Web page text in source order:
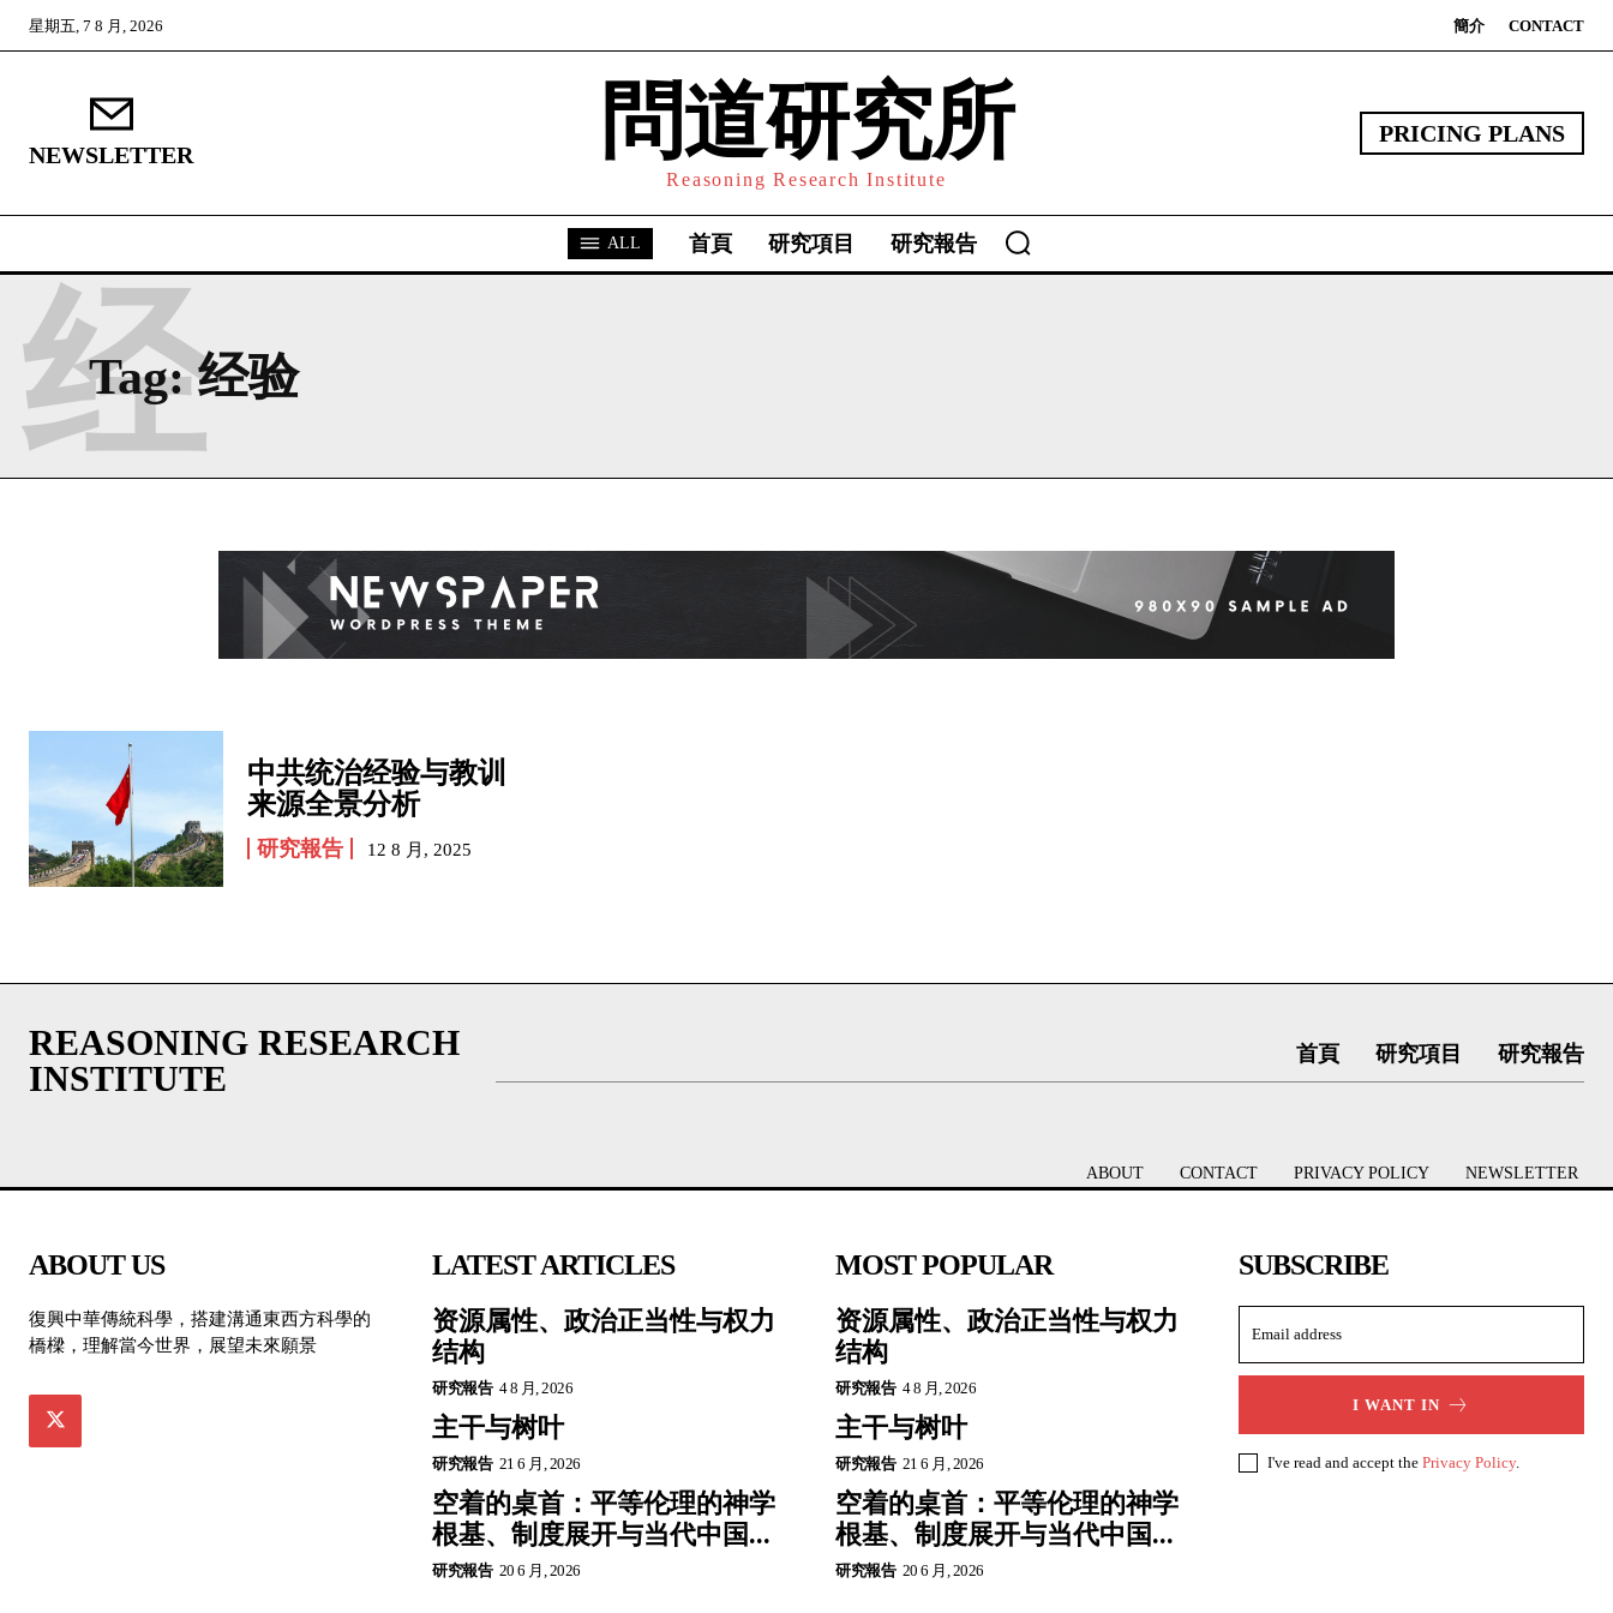
I WANT IN
I've read and accept thePrivacy Policy.
星期五, 7 8 月, 2026 簡介 CONTACT
NEWSLETTER 問道研究所
Reasoning Research Institute
PRICING PLANS
ALL 首頁 研究項目 研究報告
Tag:经验
经
中共统治经验与教训
来源全景分析
研究報告 12 8 月, 2025
REASONING RESEARCH
INSTITUTE
首頁 研究項目 研究報告
ABOUT CONTACT PRIVACY POLICY NEWSLETTER
ABOUT US
復興中華傳統科學，搭建溝通東西方科學的
橋樑，理解當今世界，展望未來願景
LATEST ARTICLES
资源属性、政治正当性与权力
结构
研究報告 4 8 月, 2026
主干与树叶
研究報告 21 6 月, 2026
空着的桌首：平等伦理的神学
根基、制度展开与当代中国...
研究報告 20 6 月, 2026
MOST POPULAR
资源属性、政治正当性与权力
结构
研究報告 4 8 月, 2026
主干与树叶
研究報告 21 6 月, 2026
空着的桌首：平等伦理的神学
根基、制度展开与当代中国...
研究報告 20 6 月, 2026
SUBSCRIBE
I WANT IN
I've read and accept the Privacy Policy.